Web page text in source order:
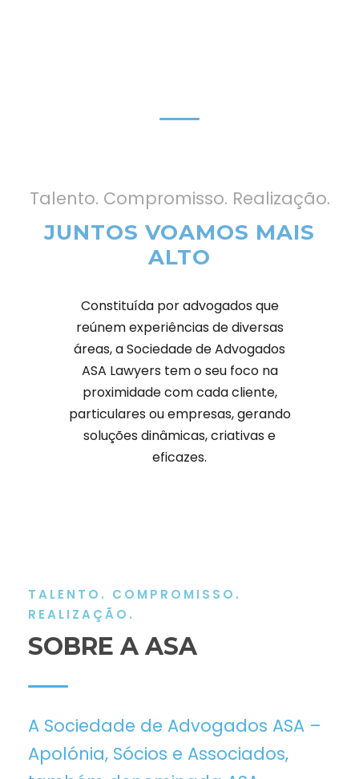
Talento. Compromisso. Realização.
JUNTOS VOAMOS MAIS
ALTO
Constituída por advogados que
reúnem experiências de diversas
áreas, a Sociedade de Advogados
ASA Lawyers tem o seu foco na
proximidade com cada cliente,
particulares ou empresas, gerando
soluções dinâmicas, criativas e
eficazes.
TALENTO. COMPROMISSO.
REALIZAÇÃO.
SOBRE A ASA
A Sociedade de Advogados ASA –
Apolónia, Sócios e Associados,